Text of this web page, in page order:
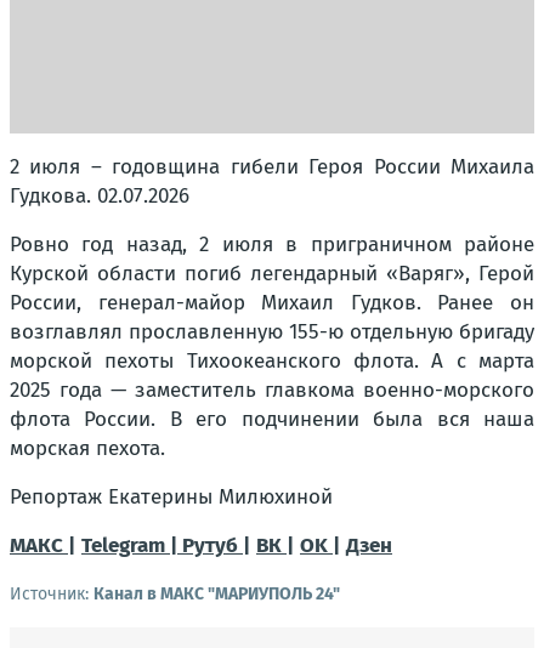
2 июля – годовщина гибели Героя России Михаила
Гудкова. 02.07.2026
Ровно год назад, 2 июля в приграничном районе
Курской области погиб легендарный «Варяг», Герой
России, генерал-майор Михаил Гудков. Ранее он
возглавлял прославленную 155-ю отдельную бригаду
морской пехоты Тихоокеанского флота. А с марта
2025 года — заместитель главкома военно-морского
флота России. В его подчинении была вся наша
морская пехота.
Репортаж Екатерины Милюхиной
МАКС |
Telegram | Рутуб | ВК | OK | Дзен
Источник: Канал в МАКС "МАРИУПОЛЬ 24"